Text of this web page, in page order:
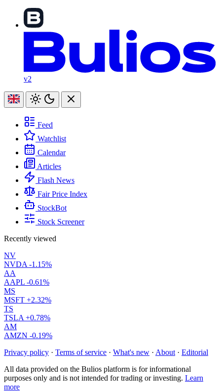
v2
Feed
Watchlist
Calendar
Articles
Flash News
Fair Price Index
StockBot
Stock Screener
Recently viewed
NV
NVDA -1.15%
AA
AAPL -0.61%
MS
MSFT +2.32%
TS
TSLA +0.78%
AM
AMZN -0.19%
Privacy policy · Terms of service · What's new · About · Editorial
All data provided on the Bulios platform is for informational
purposes only and is not intended for trading or investing. Learn
more